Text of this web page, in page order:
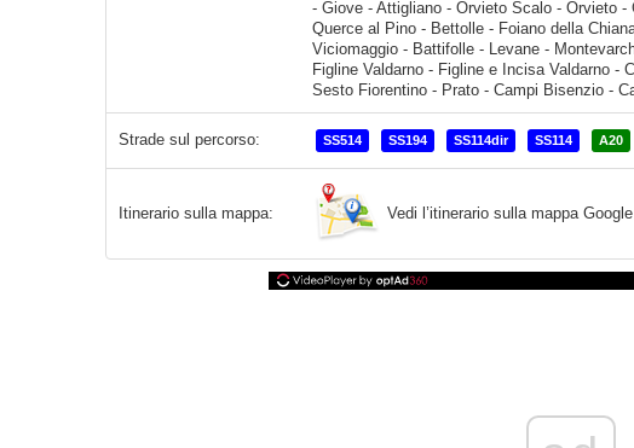
Strade sul percorso: SS514 SS194 SS114dir SS114 A20
Itinerario sulla mappa: Vedi l’itinerario sulla mappa Google